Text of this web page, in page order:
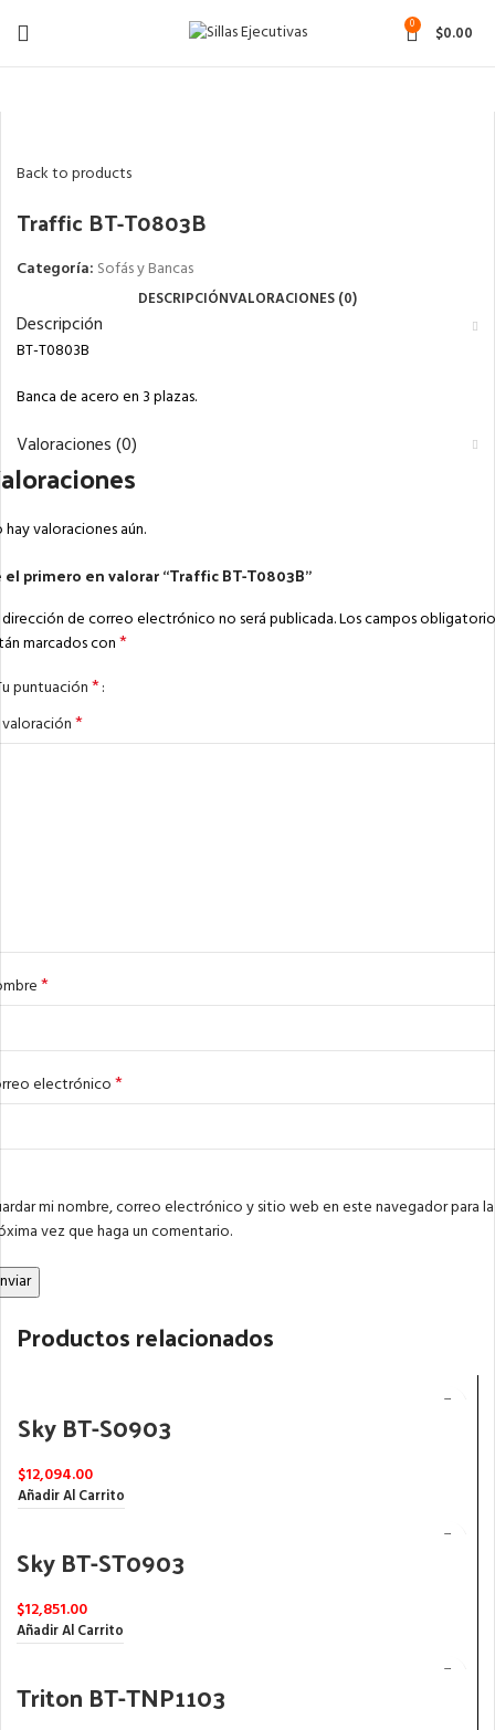
0 $0.00
Back to products
Traffic BT-T0803B
Categoría: Sofás y Bancas
DESCRIPCIÓNVALORACIONES (0)
Descripción
BT-T0803B
Banca de acero en 3 plazas.
Valoraciones (0)
hay valoraciones aún.
el primero en valorar “Traffic BT-T0803B”
dirección de correo electrónico no será publicada.Los campos
marcados con*
puntuación*
*
*
electrónico*
mi nombre, correo electrónico y sitio web en este navegador para la
vez que haga un comentario.
Productos relacionados
Sky BT-S0903
$12,094.00
Añadir Al Carrito
Sky BT-ST0903
$12,851.00
Añadir Al Carrito
Triton BT-TNP1103